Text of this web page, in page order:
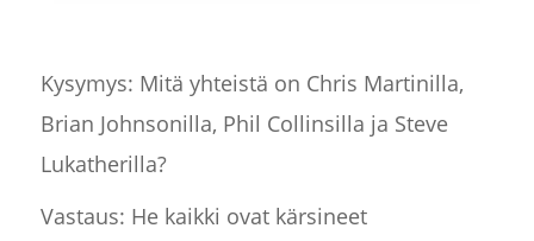
Kysymys: Mitä yhteistä on Chris Martinilla,
Brian Johnsonilla, Phil Collinsilla ja Steve
Lukatherilla?
Vastaus: He kaikki ovat kärsineet